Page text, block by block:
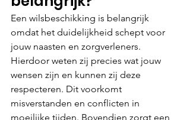
Een wilsbeschikking is belangrijk
omdat het duidelijkheid schept voor
jouw naasten en zorgverleners.
Hierdoor weten zij precies wat jouw
wensen zijn en kunnen zij deze
respecteren. Dit voorkomt
misverstanden en conflicten in
moeilijke tijden. Bovendien zorgt een